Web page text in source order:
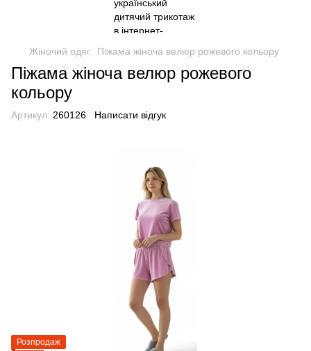
Жіночий одяг Піжама жіноча велюр рожевого кольору
Піжама жіноча велюр рожевого
кольору
Артикул: 260126 Написати відгук
Розпродаж